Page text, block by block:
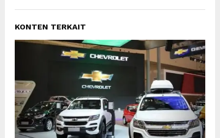
KONTEN TERKAIT